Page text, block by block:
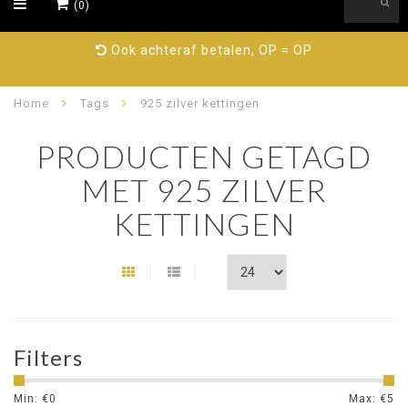
(0)
Ook achteraf betalen, OP = OP
Home Tags 925 zilver kettingen
PRODUCTEN GETAGD
MET 925 ZILVER
KETTINGEN
Filters
Min: €0 Max: €5